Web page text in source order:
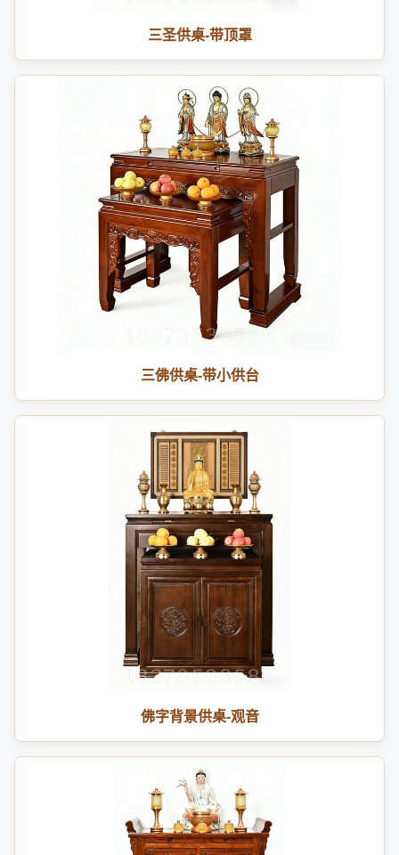
三圣供桌-带顶罩
三佛供桌-带小供台
佛字背景供桌-观音